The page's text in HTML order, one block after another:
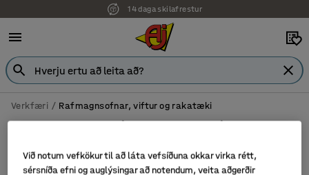
14 daga skilafrestur
Verkfæri Rafmagnsofnar, viftur og rakatæki
Rafmagnsofnar, viftur og rakatæki
Við notum vefkökur til að láta vefsíðuna okkar virka rétt,
sérsníða efni og auglýsingar að notendum, veita aðgerðir